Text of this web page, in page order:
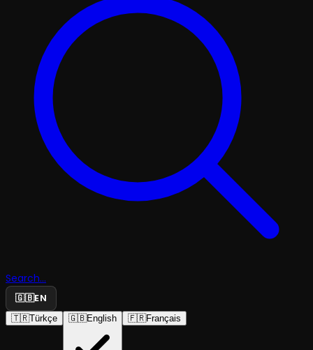
Search...
🇬🇧EN
🇹🇷Türkçe 🇬🇧English 🇫🇷Français